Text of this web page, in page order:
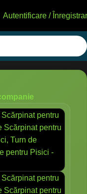
Autentificare /